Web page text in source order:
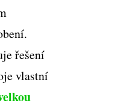
řešení
vlastní